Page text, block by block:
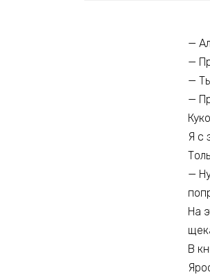
—
—
—
—
Я с
—
На
В